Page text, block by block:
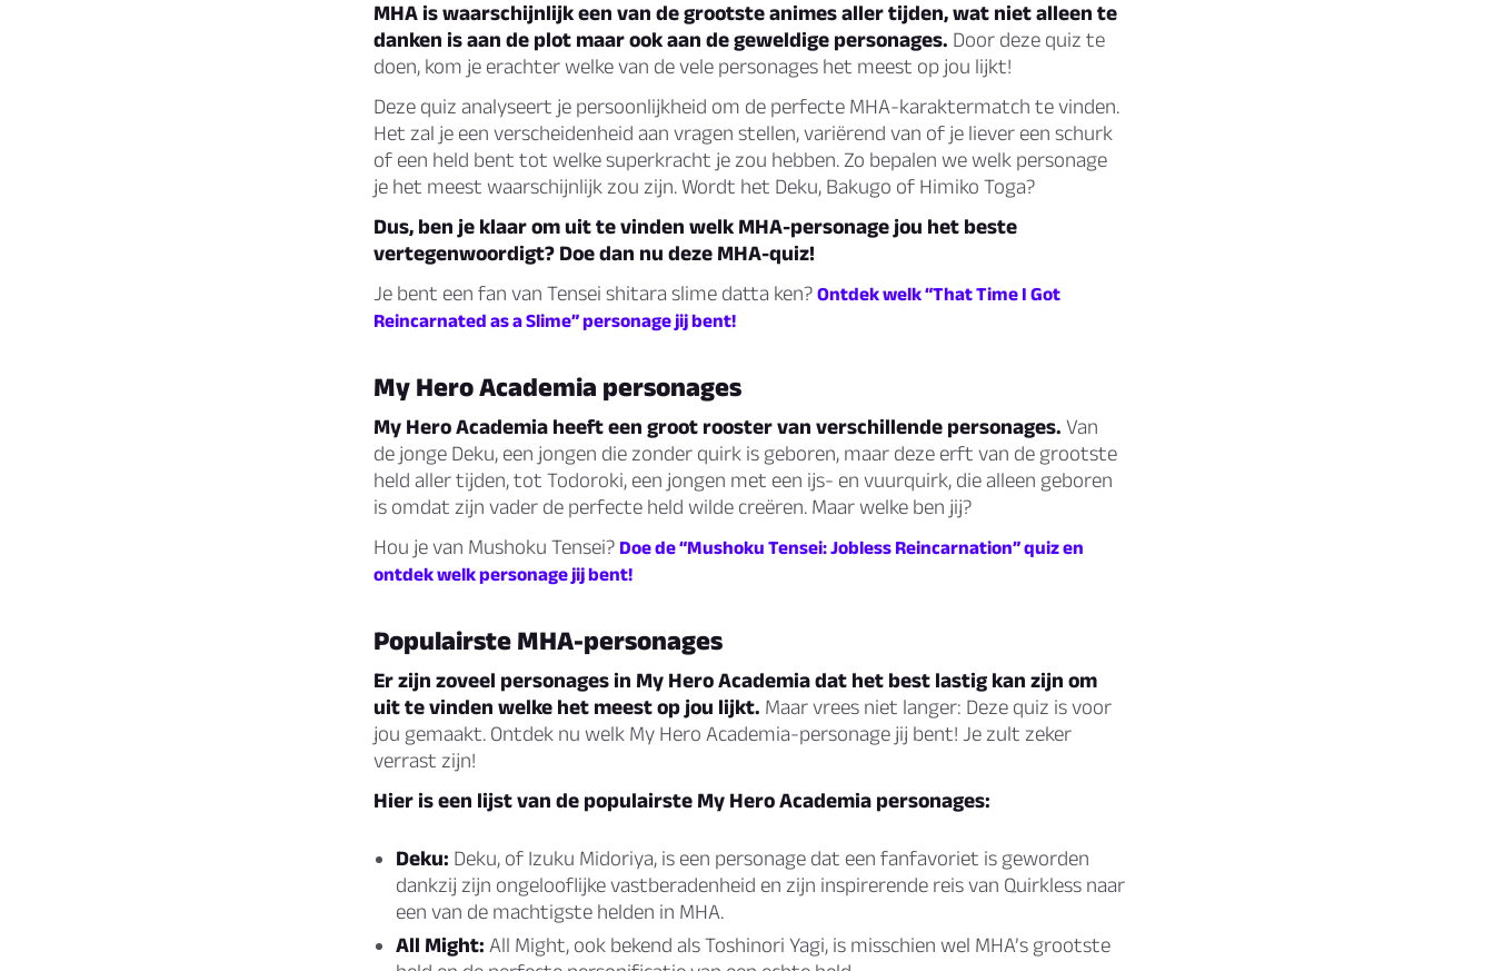
MHA is waarschijnlijk een van de grootste animes aller tijden, wat niet alleen te
danken is aan de plot maar ook aan de geweldige personages. Door deze quiz te
doen, kom je erachter welke van de vele personages het meest op jou lijkt!
Deze quiz analyseert je persoonlijkheid om de perfecte MHA-karaktermatch te vinden.
Het zal je een verscheidenheid aan vragen stellen, variërend van of je liever een schurk
of een held bent tot welke superkracht je zou hebben. Zo bepalen we welk personage
je het meest waarschijnlijk zou zijn. Wordt het Deku, Bakugo of Himiko Toga?
Dus, ben je klaar om uit te vinden welk MHA-personage jou het beste
vertegenwoordigt? Doe dan nu deze MHA-quiz!
Je bent een fan van Tensei shitara slime datta ken? Ontdek welk “That Time I Got
Reincarnated as a Slime” personage jij bent!
My Hero Academia personages
My Hero Academia heeft een groot rooster van verschillende personages. Van
de jonge Deku, een jongen die zonder quirk is geboren, maar deze erft van de grootste
held aller tijden, tot Todoroki, een jongen met een ijs- en vuurquirk, die alleen geboren
is omdat zijn vader de perfecte held wilde creëren. Maar welke ben jij?
Hou je van Mushoku Tensei? Doe de “Mushoku Tensei: Jobless Reincarnation” quiz en
ontdek welk personage jij bent!
Populairste MHA-personages
Er zijn zoveel personages in My Hero Academia dat het best lastig kan zijn om
uit te vinden welke het meest op jou lijkt. Maar vrees niet langer: Deze quiz is voor
jou gemaakt. Ontdek nu welk My Hero Academia-personage jij bent! Je zult zeker
verrast zijn!
Hier is een lijst van de populairste My Hero Academia personages:
Deku: Deku, of Izuku Midoriya, is een personage dat een fanfavoriet is geworden
dankzij zijn ongelooflijke vastberadenheid en zijn inspirerende reis van Quirkless naar
een van de machtigste helden in MHA.
All Might: All Might, ook bekend als Toshinori Yagi, is misschien wel MHA’s grootste